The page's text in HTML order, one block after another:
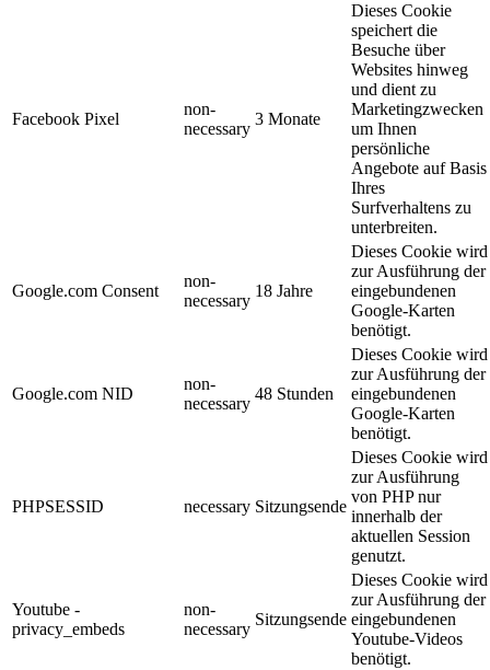
Facebook Pixel
non-
necessary
3 Monate
Dieses Cookie
speichert die
Besuche über
Websites hinweg
und dient zu
Marketingzwecken
um Ihnen
persönliche
Angebote auf Basis
Ihres
Surfverhaltens zu
unterbreiten.
Google.com Consent
non-
necessary
18 Jahre
Dieses Cookie wird
zur Ausführung der
eingebundenen
Google-Karten
benötigt.
Google.com NID
non-
necessary
48 Stunden
Dieses Cookie wird
zur Ausführung der
eingebundenen
Google-Karten
benötigt.
PHPSESSID necessary Sitzungsende
Dieses Cookie wird
zur Ausführung
von PHP nur
innerhalb der
aktuellen Session
genutzt.
Youtube -
privacy_embeds
non-
necessary
Sitzungsende
Dieses Cookie wird
zur Ausführung der
eingebundenen
Youtube-Videos
benötigt.